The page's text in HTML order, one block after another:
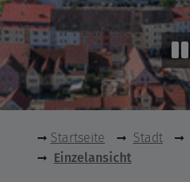
Startseite Stadt
Einzelansicht